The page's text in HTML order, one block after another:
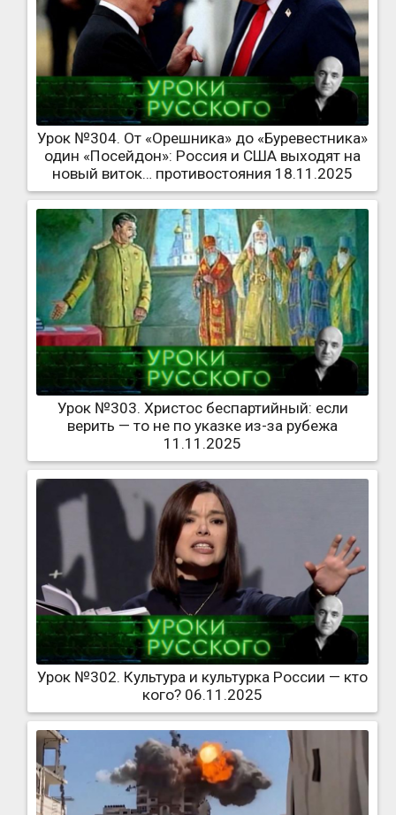
Урок №304. От «Орешника» до «Буревестника»
один «Посейдон»: Россия и США выходят на
новый виток… противостояния 18.11.2025
Урок №303. Христос беспартийный: если
верить — то не по указке из-за рубежа
11.11.2025
Урок №302. Культура и культурка России — кто
кого? 06.11.2025